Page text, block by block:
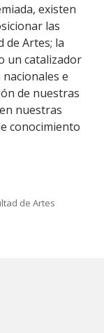
existen
las
de Artes; la
un catalizador
e
de nuestras
nuestras
conocimiento
de Artes